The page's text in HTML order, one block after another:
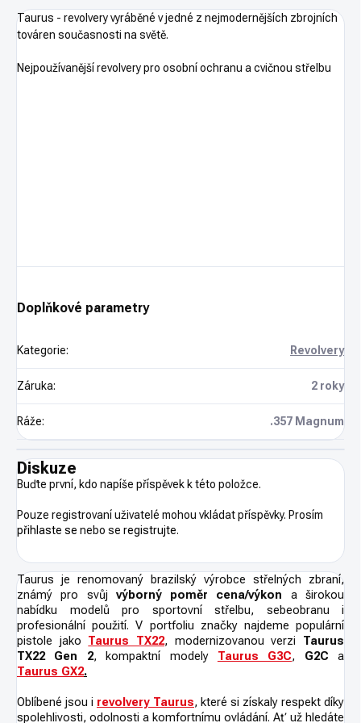
Taurus - revolvery vyráběné v jedné z nejmodernějších zbrojních
továren současnosti na světě.
Nejpoužívanější revolvery pro osobní ochranu a cvičnou střelbu
Doplňkové parametry
Kategorie: Revolvery
Záruka: 2 roky
Ráže: .357 Magnum
Diskuze
Buďte první, kdo napíše příspěvek k této položce.
Pouze registrovaní uživatelé mohou vkládat příspěvky. Prosím
přihlaste se nebo se registrujte.
Taurus je renomovaný brazilský výrobce střelných zbraní,
známý pro svůj výborný poměr cena/výkon a širokou
nabídku modelů pro sportovní střelbu, sebeobranu i
profesionální použití. V portfoliu značky najdeme populární
pistole jako Taurus TX22, modernizovanou verzi Taurus
TX22 Gen 2, kompaktní modely Taurus G3C, G2C a
Taurus GX2.
Oblíbené jsou i revolvery Taurus, které si získaly respekt díky
spolehlivosti, odolnosti a komfortnímu ovládání. Ať už hledáte